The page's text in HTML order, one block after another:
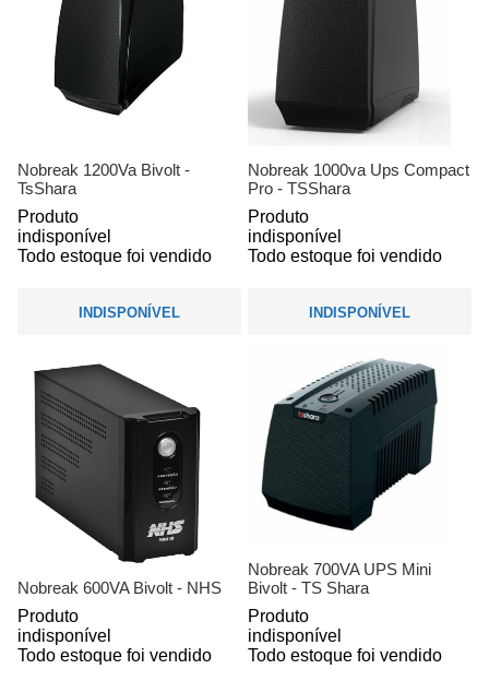
Nobreak 1200Va Bivolt -
TsShara
Produto
indisponível
Todo estoque foi vendido
INDISPONÍVEL
Nobreak 1000va Ups Compact
Pro - TSShara
Produto
indisponível
Todo estoque foi vendido
INDISPONÍVEL
Nobreak 600VA Bivolt - NHS
Produto
indisponível
Todo estoque foi vendido
Nobreak 700VA UPS Mini
Bivolt - TS Shara
Produto
indisponível
Todo estoque foi vendido